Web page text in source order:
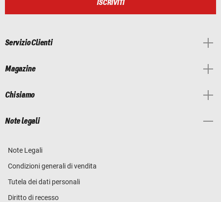
ISCRIVITI
Servizio Clienti
Magazine
Chi siamo
Note legali
Note Legali
Condizioni generali di vendita
Tutela dei dati personali
Diritto di recesso